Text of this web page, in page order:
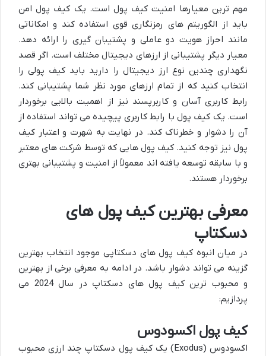
مهم ترین معیارها امنیت کیف پول است. یک کیف پول امن
باید از الگوریتم های رمزنگاری قوی استفاده کند و امکاناتی
مانند احراز هویت دو عاملی و پشتیبان گیری را ارائه دهد.
معیار دیگر پشتیبانی از ارزهای دیجیتال مختلف است. اگر قصد
نگهداری چندین نوع ارز دیجیتال را دارید باید کیف پولی را
انتخاب کنید که از تمام ارزهای مورد نظر شما پشتیبانی کند.
رابط کاربری آسان و کاربرپسند نیز از اهمیت بالایی برخوردار
است. یک کیف پول با رابط کاربری پیچیده می تواند استفاده از
آن را دشوار و خطرناک کند. در نهایت به شهرت و اعتبار کیف
پول نیز توجه کنید. کیف پول هایی که توسط شرکت های معتبر
و با سابقه توسعه یافته اند معمولاً از امنیت و پشتیبانی بهتری
برخوردار هستند.
معرفی بهترین کیف پول های
دسکتاپ
در میان انبوه کیف پول های دسکتاپی موجود انتخاب بهترین
گزینه می تواند دشوار باشد. در ادامه به معرفی برخی از بهترین
و محبوب ترین کیف پول های دسکتاپ در سال 2024 می
پردازیم:
کیف پول اکسودوس
اکسودوس (Exodus) یک کیف پول دسکتاپ چند ارزی محبوب